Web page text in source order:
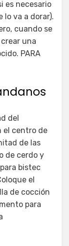
es necesario
lo va a dorar).
cuando se
una
PARA
del
el centro de
de las
de cerdo y
bistec
el
de cocción
para